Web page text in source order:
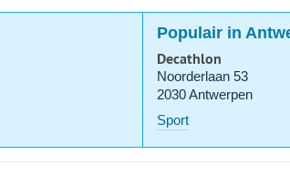
Populair in
Decathlon
Noorderlaan 53
2030 Antwerpen
Sport